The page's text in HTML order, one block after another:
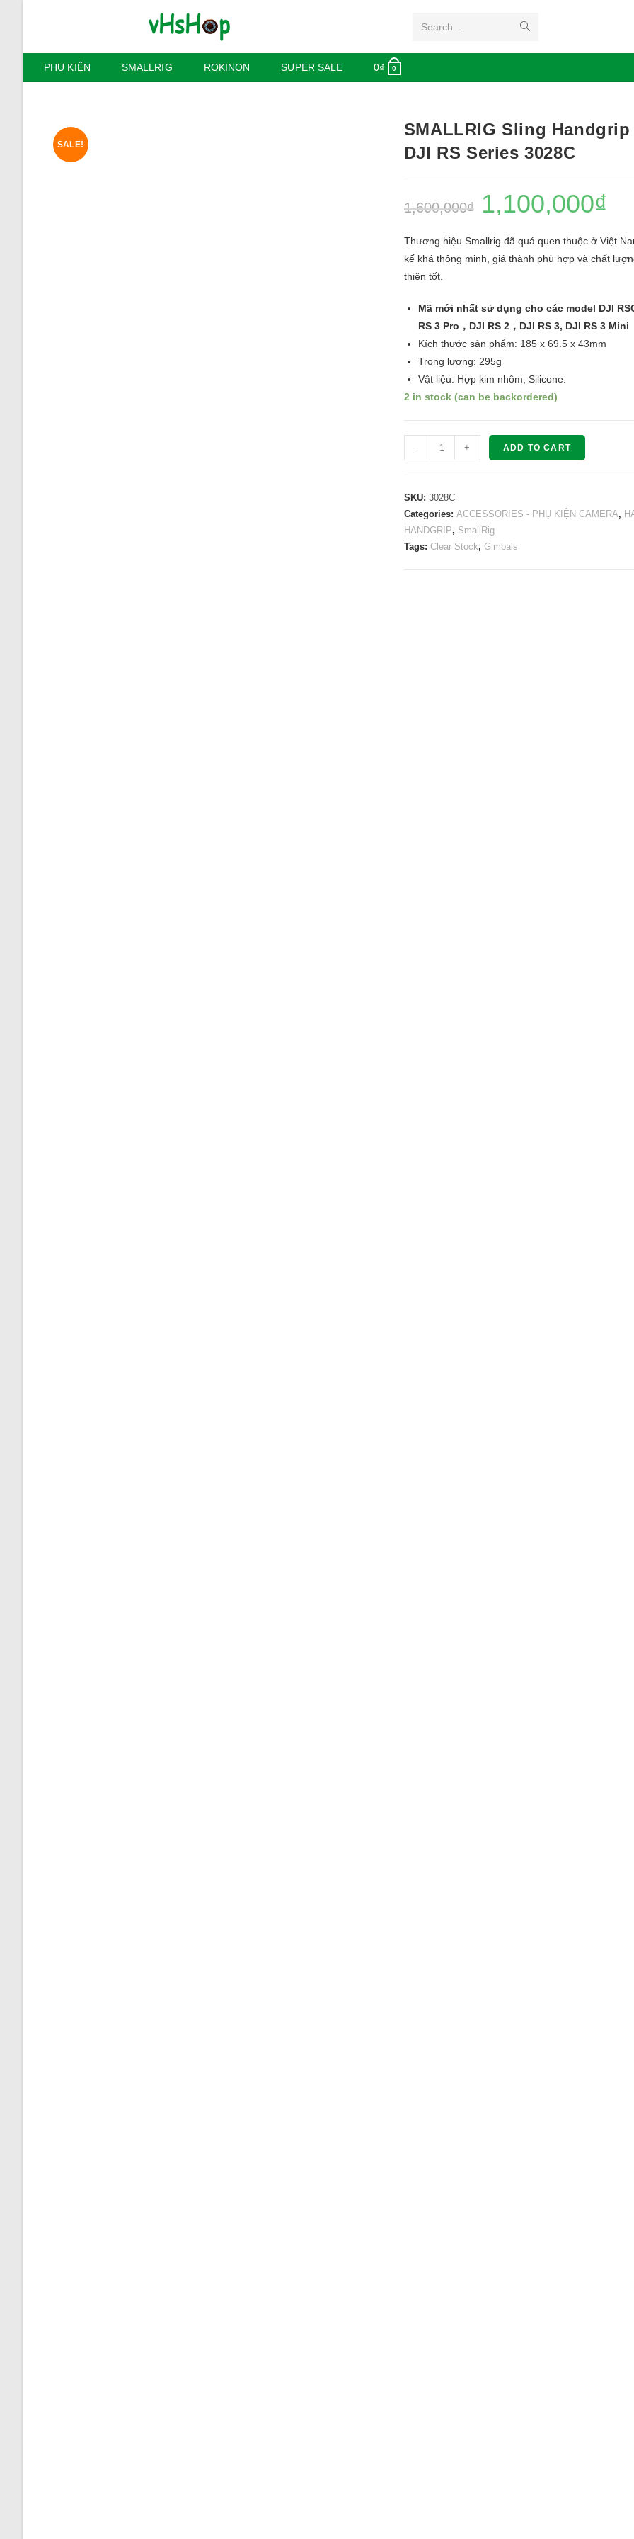
Search...
PHỤ KIỆN SMALLRIG ROKINON SUPER SALE 0₫ 0
SALE!
SMALLRIG Sling
DJI RS Series 3028C
1,600,000₫ 1,100,000₫
Thương hiệu Smallrig đã quá quen thuộc ở Việt
kế khá thông minh, giá thành phù hợp và chất
thiện tốt.
Mã mới nhất sử dụng cho các model DJI
RS 3 Pro，DJI RS 2，DJI RS 3, DJI RS 3 Mini
Kích thước sản phẩm: 185 x 69.5 x 43mm
Trọng lượng: 295g
Vật liệu: Hợp kim nhôm, Silicone.
2 in stock (can be backordered)
SMALLRIG
Sling
for
DJI
RS
Series
- + ADD TO CART
SKU: 3028C
Categories: ACCESSORIES - PHỤ KIỆN CAMERA,
HANDGRIP, SmallRig
Tags: Clear Stock, Gimbals